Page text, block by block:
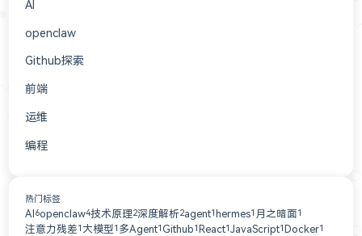
AI
openclaw
Github探索
前端
运维
编程
热门标签
AI 6openclaw4技术原理2深度解析2agent1 hermes1 月之暗面1
注意力残差1 大模型1 多Agent1Github1 React1 JavaScript1 Docker1